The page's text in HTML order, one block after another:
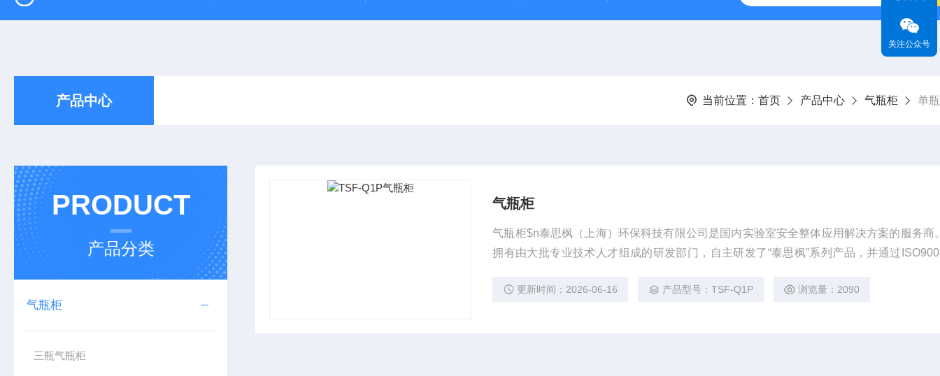
产品中心 当前位置： 首页 产品中心 气瓶柜 单
PRODUCT
产品分类
气瓶柜
三瓶气瓶柜
气瓶柜
气瓶柜$n泰思枫（上海）环保科技有限公司是国内实验室安全整体应用解决方案的服务商
拥有由大批专业技术人才组成的研发部门，自主研发了“泰思枫”系列产品，并通过
更新时间：2026-06-16 产品型号：TSF-Q1P 浏览量：2090
关注公众号